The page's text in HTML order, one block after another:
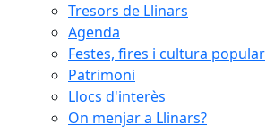
Tresors de Llinars
Agenda
Festes, fires i cultura popular
Patrimoni
Llocs d'interès
On menjar a Llinars?